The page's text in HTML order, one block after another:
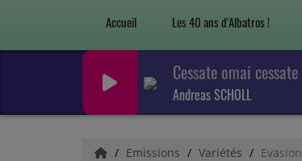
Accueil Les 40 ans d'Albatros !
Cessate omai cessate
Andreas SCHOLL
Emissions Variétés Evasion